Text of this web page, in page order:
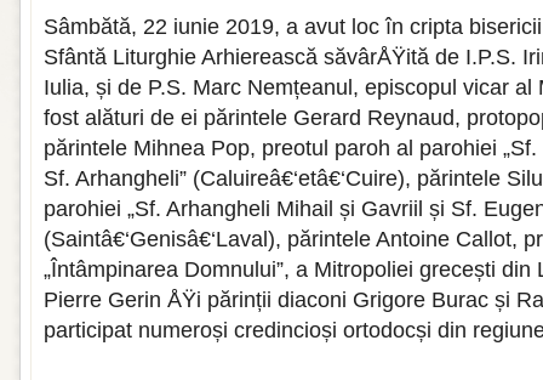
Sâmbătă, 22 iunie 2019, a avut loc în cripta
Sfântă Liturghie Arhierească săvârÅŸită de I.P.S.
Iulia, și de P.S. Marc Nemțeanul, episcopul vicar al
fost alături de ei părintele Gerard Reynaud,
părintele Mihnea Pop, preotul paroh al parohiei
Sf. Arhangheli” (Caluireâ€‘etâ€‘Cuire), părintele
parohiei „Sf. Arhangheli Mihail și Gavriil și Sf.
(Saintâ€‘Genisâ€‘Laval), părintele Antoine Callot,
„Întâmpinarea Domnului”, a Mitropoliei grecești din
Pierre Gerin ÅŸi părinții diaconi Grigore Burac și
participat numeroși credincioși ortodocși din